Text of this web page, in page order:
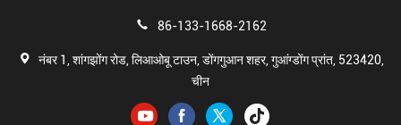
86-133-1668-2162
नंबर 1, शांगझोंग रोड, लिआओबू टाउन, डोंगगुआन शहर, गुआंग्डोंग प्रांत, 523420,
चीन